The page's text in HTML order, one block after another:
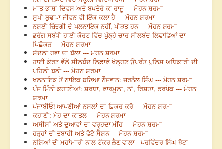
ਮਾਤ-ਭਾਸ਼ਾ ਦਿਵਸ ਅਤੇ ਬਖਤੌਰੇ ਕਾ ਰਾਜੂ --- ਮੋਹਨ ਸ਼ਰਮਾ
ਸੁਖੀ ਬੁਢਾਪਾ ਜੀਵਨ ਵੀ ਇੱਕ ਕਲਾ ਹੈ --- ਮੋਹਨ ਸ਼ਰਮਾ
ਨਸ਼ਈ ਜ਼ਿੰਦਗੀ ਦੇ ਖਲਨਾਇਕ ਨਹੀਂ, ਪੀੜਤ ਹਨ --- ਮੋਹਨ ਸ਼ਰਮਾ
ਡਰੱਗ ਸਬੰਧੀ ਹਾਈ ਕੋਰਟ ਵਿੱਚ ਖੁੱਲ੍ਹੇ ਚਾਰ ਸੀਲਬੰਦ ਲਿਫਾਫਿਆਂ ਦਾ
ਪਿਛੋਕੜ --- ਮੋਹਨ ਸ਼ਰਮਾ
ਸੰਦਲੀ ਹਵਾ ਦਾ ਬੁੱਲਾ --- ਮੋਹਨ ਸ਼ਰਮਾ
ਹਾਈ ਕੋਰਟ ਵੱਲੋਂ ਸੀਲਬੰਦ ਲਿਫ਼ਾਫ਼ੇ ਖੋਲ੍ਹਣ ਉਪਰੰਤ ਪੁਲਿਸ ਅਧਿਕਾਰੀ ਦੀ
ਪਹਿਲੀ ਬਲੀ --- ਮੋਹਨ ਸ਼ਰਮਾ
ਖਲਨਾਇਕ ਤੋਂ ਨਾਇਕ ਬਣਿਆ ਨੌਜਵਾਨ: ਜਰਨੈਲ ਸਿੰਘ --- ਮੋਹਨ ਸ਼ਰਮਾ
ਪੰਜ ਮਿੰਨੀ ਕਹਾਣੀਆਂ: ਸ਼ਰਧਾ, ਫਾਰਮੂਲਾ, ਨਾਂ, ਰਿਸ਼ਤਾ, ਡਰਪੋਕ --- ਮੋਹਨ
ਸ਼ਰਮਾ
ਪੰਜਾਬੀਓ! ਆਪਣੀਆਂ ਨਸਲਾਂ ਦਾ ਫ਼ਿਕਰ ਕਰੋ --- ਮੋਹਨ ਸ਼ਰਮਾ
ਕਹਾਣੀ: ਮੋਹ ਦਾ ਕਾਤਲ --- ਮੋਹਨ ਸ਼ਰਮਾ
ਅਸੀਸਾਂ ਅਤੇ ਦੁਆਵਾਂ ਦਾ ਵਰ੍ਹਦਾ ਮੀਂਹ --- ਮੋਹਨ ਸ਼ਰਮਾ
ਹੜ੍ਹਾਂ ਦੀ ਤਬਾਹੀ ਅਤੇ ਫੋਟੋ ਸੈਸ਼ਨ --- ਮੋਹਨ ਸ਼ਰਮਾ
ਨਸ਼ਿਆਂ ਦੀ ਮਹਾਂਮਾਰੀ ਨਾਲ ਟੱਕਰ ਲੈਣ ਵਾਲਾ - ਪਰਵਿੰਦਰ ਸਿੰਘ ਝੋਟਾ ---